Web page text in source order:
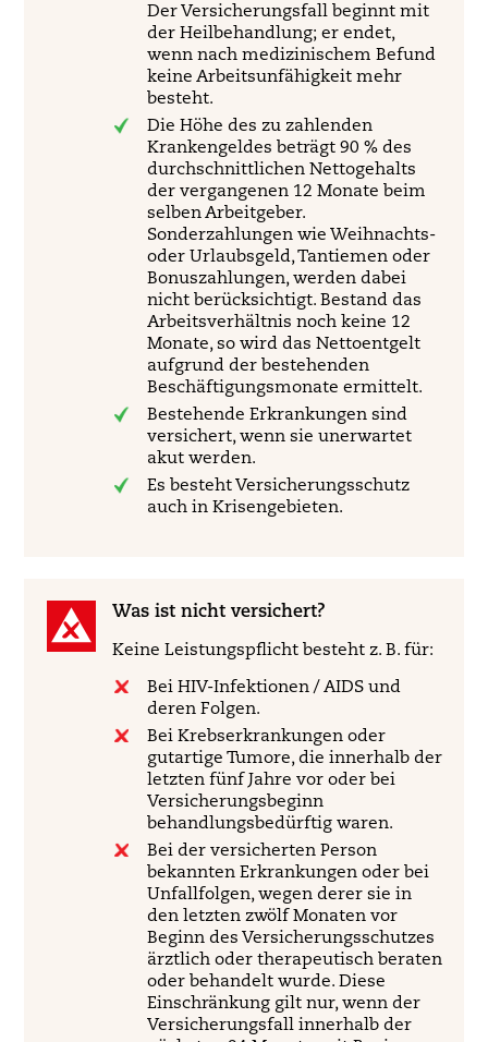
Der Versicherungsfall beginnt mit
der Heilbehandlung; er endet,
wenn nach medizinischem Befund
keine Arbeitsunfähigkeit mehr
besteht.
Die Höhe des zu zahlenden
Krankengeldes beträgt 90 % des
durchschnittlichen Nettogehalts
der vergangenen 12 Monate beim
selben Arbeitgeber.
Sonderzahlungen wie Weihnachts-
oder Urlaubsgeld, Tantiemen oder
Bonuszahlungen, werden dabei
nicht berücksichtigt. Bestand das
Arbeitsverhältnis noch keine 12
Monate, so wird das Nettoentgelt
aufgrund der bestehenden
Beschäftigungsmonate ermittelt.
Bestehende Erkrankungen sind
versichert, wenn sie unerwartet
akut werden.
Es besteht Versicherungsschutz
auch in Krisengebieten.
Was ist nicht versichert?
Keine Leistungspflicht besteht z. B. für:
Bei HIV-Infektionen / AIDS und
deren Folgen.
Bei Krebserkrankungen oder
gutartige Tumore, die innerhalb der
letzten fünf Jahre vor oder bei
Versicherungsbeginn
behandlungsbedürftig waren.
Bei der versicherten Person
bekannten Erkrankungen oder bei
Unfallfolgen, wegen derer sie in
den letzten zwölf Monaten vor
Beginn des Versicherungsschutzes
ärztlich oder therapeutisch beraten
oder behandelt wurde. Diese
Einschränkung gilt nur, wenn der
Versicherungsfall innerhalb der